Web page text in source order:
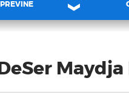
PREVINE
Maydja